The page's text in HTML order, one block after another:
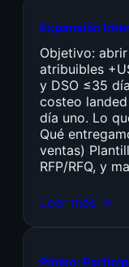
Expansión
Objetivo:
atribuibles
y DSO ≤35
costeo
día uno. Lo
Qué
ventas)
RFP/RFQ, y
Leer más →
Plinko: